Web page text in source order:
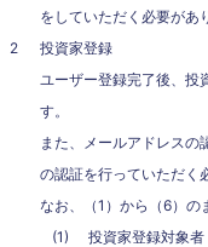
をしていただく必
投資家登録
ユーザー登録完了後、投
す。
また、メールアドレスの
の認証を行っていただく
なお、（1）から（6）の
投資家登録対象者